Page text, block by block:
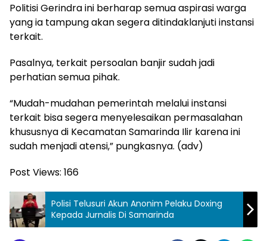
Politisi Gerindra ini berharap semua aspirasi warga
yang ia tampung akan segera ditindaklanjuti instansi
terkait.
Pasalnya, terkait persoalan banjir sudah jadi
perhatian semua pihak.
“Mudah-mudahan pemerintah melalui instansi
terkait bisa segera menyelesaikan permasalahan
khususnya di Kecamatan Samarinda Ilir karena ini
sudah menjadi atensi,” pungkasnya. (adv)
Post Views: 166
Polisi Telusuri Akun Anonim Pelaku Doxing
Kepada Jurnalis Di Samarinda